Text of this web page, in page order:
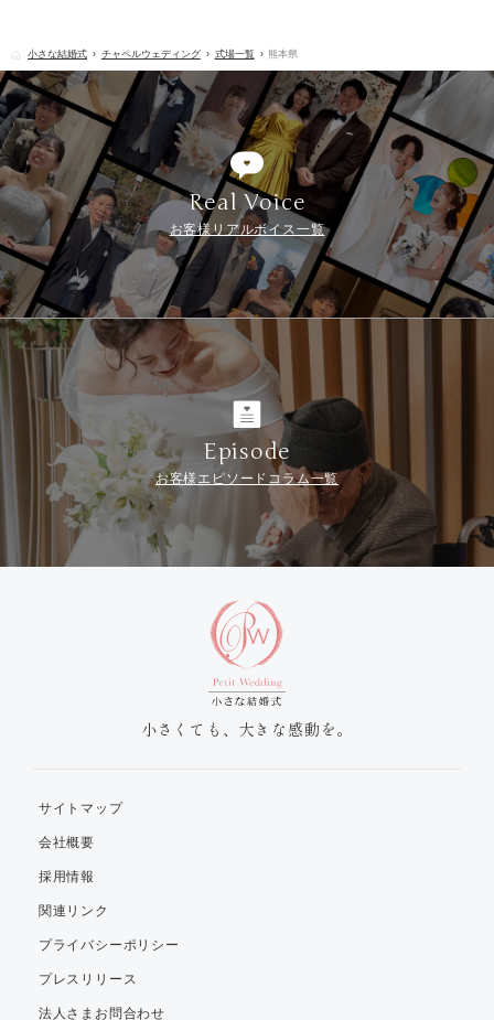
小さな結婚式 チャペルウェディング 式場一覧 熊本県
Real Voice
お客様リアルボイス一覧
Episode
お客様エピソードコラム一覧
小さくても、大きな感動を。
サイトマップ
会社概要
採用情報
関連リンク
プライバシーポリシー
プレスリリース
法人さまお問合わせ